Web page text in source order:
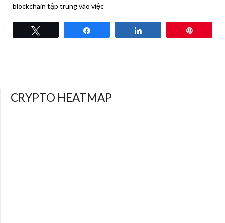
blockchain tập trung vào việc
CRYPTO HEATMAP